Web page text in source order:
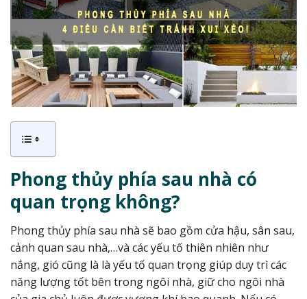
Phong thủy phía sau nhà có
quan trọng không?
Phong thủy phía sau nhà sẽ bao gồm cửa hậu, sân sau,
cảnh quan sau nhà,…và các yếu tố thiên nhiên như
nắng, gió cũng là là yếu tố quan trọng giúp duy trì các
năng lượng tốt bên trong ngôi nhà, giữ cho ngôi nhà